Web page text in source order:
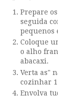
Prepare
seguida
pequenos
Coloque
o alho
abacaxi.
Verta as"
cozinhar 1
Envolva